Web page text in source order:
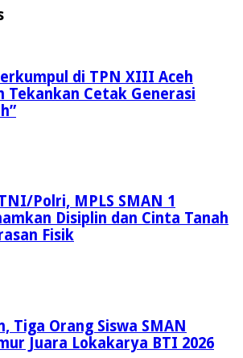
di TPN XIII Aceh
Tekankan Cetak Generasi
Polri, MPLS SMAN 1
Disiplin dan Cinta Tanah
Fisik
Tiga Orang Siswa SMAN
Juara Lokakarya BTI 2026